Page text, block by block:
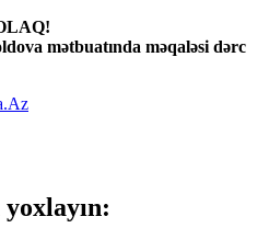
mətbuatında məqaləsi dərc
yoxlayın: